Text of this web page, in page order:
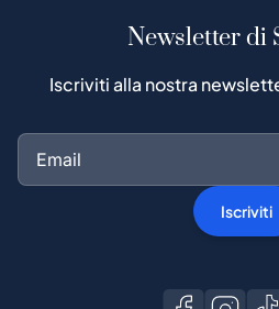
Newsletter di
Iscriviti alla nostra
Iscriviti